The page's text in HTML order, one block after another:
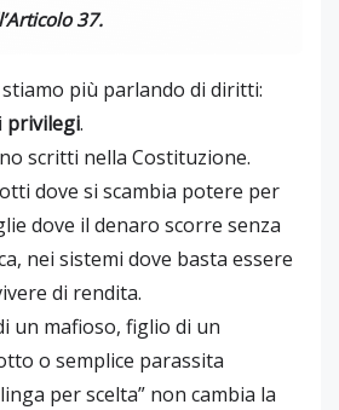
37.
più parlando di diritti:
privilegi.
scritti nella Costituzione.
dove si scambia potere per
dove il denaro scorre senza
nei sistemi dove basta essere
di rendita.
un mafioso, figlio di un
o semplice parassita
per scelta” non cambia la